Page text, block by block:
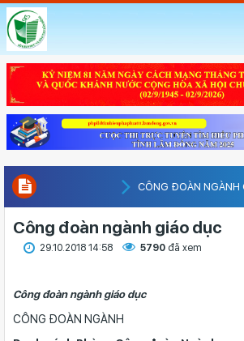
CÔNG ĐOÀN NGÀNH
Công đoàn ngành giáo dục
29.10.2018 14:58 5790 đã xem
Công đoàn ngành giáo dục
CÔNG ĐOÀN NGÀNH